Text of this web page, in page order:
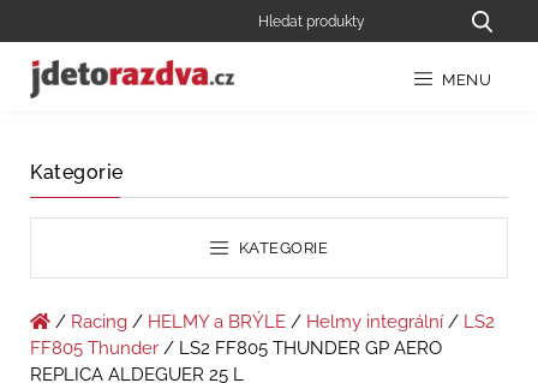
MENU
Kategorie
KATEGORIE
/ Racing / HELMY a BRÝLE / Helmy integrální / LS2
FF805 Thunder / LS2 FF805 THUNDER GP AERO
REPLICA ALDEGUER 25 L